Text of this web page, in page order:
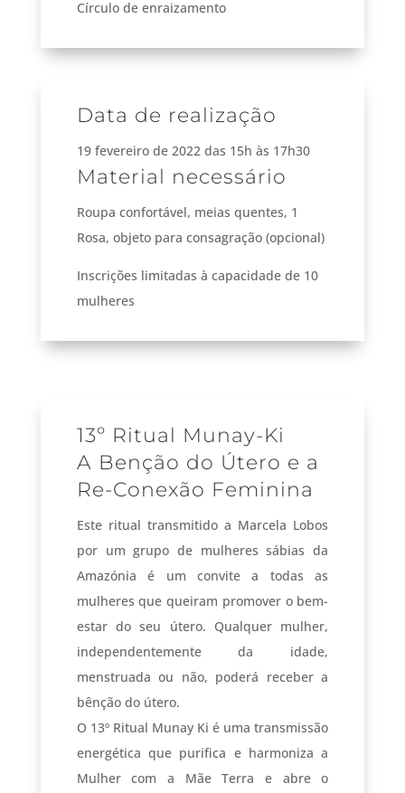
Círculo de enraizamento
Data de realização
19 fevereiro de 2022 das 15h às 17h30
Material necessário
Roupa confortável, meias quentes, 1
Rosa, objeto para consagração (opcional)
Inscrições limitadas à capacidade de 10
mulheres
13º Ritual Munay-Ki
A Benção do Útero e a
Re-Conexão Feminina
Este ritual transmitido a Marcela Lobos
por um grupo de mulheres sábias da
Amazónia é um convite a todas as
mulheres que queiram promover o bem-
estar do seu útero. Qualquer mulher,
independentemente da idade,
menstruada ou não, poderá receber a
bênção do útero.
O 13º Ritual Munay Ki é uma transmissão
energética que purifica e harmoniza a
Mulher com a Mãe Terra e abre o